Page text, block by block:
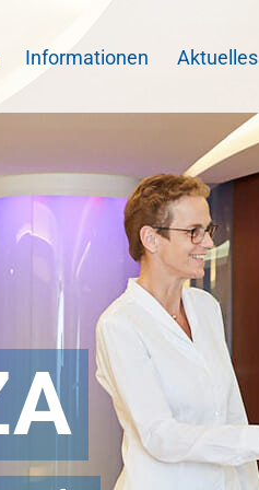
Informationen Aktuelles